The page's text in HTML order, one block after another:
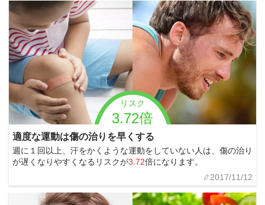
リスク
3.72倍
適度な運動は傷の治りを早くする
週に１回以上、汗をかくような運動をしていない人は、傷の治り
が遅くなりやすくなるリスクが3.72倍になります。
2017/11/12